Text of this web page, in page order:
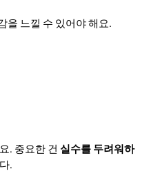
을 느낄 수 있어야 해요.
. 중요한 건 실수를 두려워하
.